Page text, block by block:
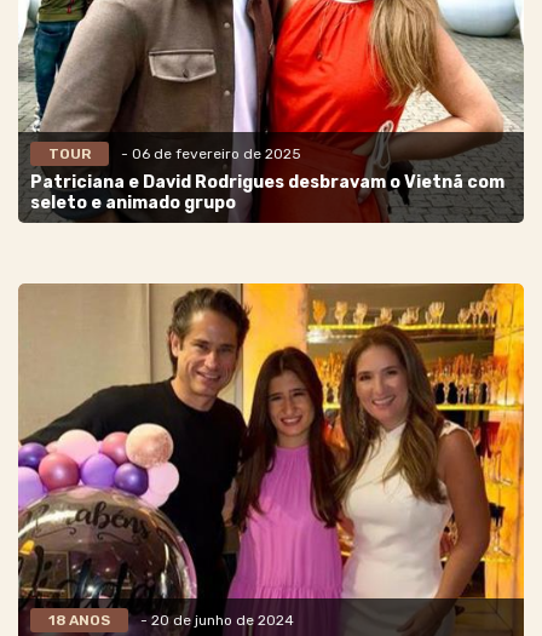
TOUR - 06 de fevereiro de 2025
Patriciana e David Rodrigues desbravam o Vietnã com
seleto e animado grupo
18 ANOS - 20 de junho de 2024